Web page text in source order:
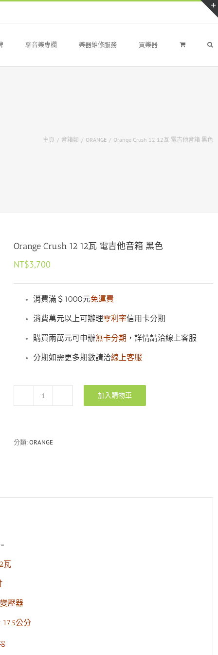
聊音樂專欄 樂器維修服務 買樂器
主頁 / 音箱類 / ORANGE / Orange Crush 12 12瓦 電吉他音箱 黑色
Orange Crush 12 12瓦 電吉他音箱 黑色
NT$3,700
消費滿＄1000元免運費
消費萬元以上可辦理零利率信用卡分期
購買兩萬元可申辦無卡分期 ，詳情請洽線上客服
分期如需更多期數請洽線上客服
Orange
瓦
黑
加入購物車
分類:ORANGE
瓦
壓器
公分